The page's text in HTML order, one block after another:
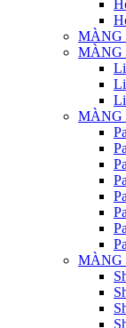
MÀNG
MÀNG
MÀNG
MÀNG